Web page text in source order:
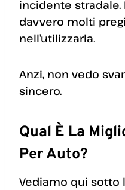
incidente
davvero molti
nell’utilizzarla.
Anzi, non vedo
sincero.
Qual È La
Per Auto?
Vediamo qui sotto